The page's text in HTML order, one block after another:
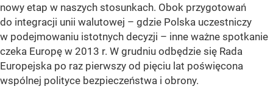
nowy etap w naszych stosunkach. Obok przygotowań
do integracji unii walutowej – gdzie Polska uczestniczy
w podejmowaniu istotnych decyzji – inne ważne spotkanie
czeka Europę w 2013 r. W grudniu odbędzie się Rada
Europejska po raz pierwszy od pięciu lat poświęcona
wspólnej polityce bezpieczeństwa i obrony.